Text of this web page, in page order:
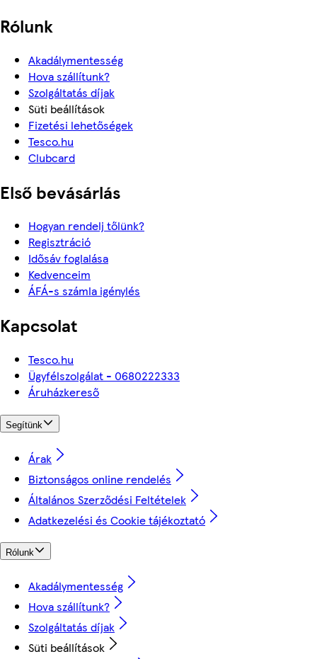
Rólunk
Akadálymentesség
Hova szállítunk?
Szolgáltatás díjak
Süti beállítások
Fizetési lehetőségek
Tesco.hu
Clubcard
Első bevásárlás
Hogyan rendelj tőlünk?
Regisztráció
Idősáv foglalása
Kedvenceim
ÁFÁ-s számla igénylés
Kapcsolat
Tesco.hu
Ügyfélszolgálat - 0680222333
Áruházkereső
Segítünk
Árak
Biztonságos online rendelés
Általános Szerződési Feltételek
Adatkezelési és Cookie tájékoztató
Rólunk
Akadálymentesség
Hova szállítunk?
Szolgáltatás díjak
Süti beállítások